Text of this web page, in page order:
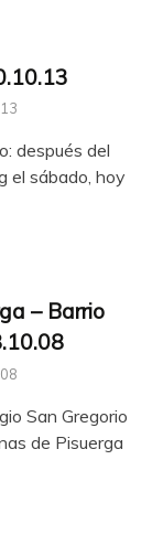
después del
el sábado, hoy
– Barrio
San Gregorio
de Pisuerga